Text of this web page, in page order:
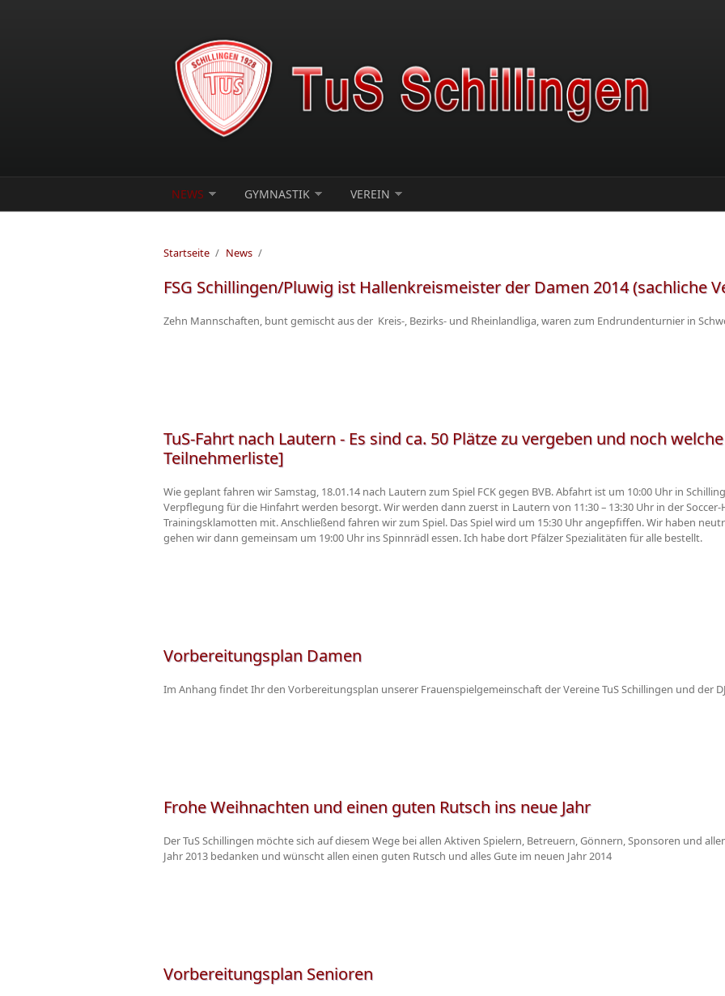
NEWS GYMNASTIK VEREIN
Startseite / News /
FSG Schillingen/Pluwig ist Hallenkreismeister der Damen 2014 (sachliche
Zehn Mannschaften, bunt gemischt aus der Kreis-, Bezirks- und Rheinlandliga, waren zum Endrundenturnier in
TuS-Fahrt nach Lautern - Es sind ca. 50 Plätze zu vergeben und noch
Teilnehmerliste]
Wie geplant fahren wir Samstag, 18.01.14 nach Lautern zum Spiel FCK gegen BVB. Abfahrt ist um 10:00 Uhr in
Verpflegung für die Hinfahrt werden besorgt. Wir werden dann zuerst in Lautern von 11:30 – 13:30 Uhr in der
Trainingsklamotten mit. Anschließend fahren wir zum Spiel. Das Spiel wird um 15:30 Uhr angepfiffen. Wir haben
gehen wir dann gemeinsam um 19:00 Uhr ins Spinnrädl essen. Ich habe dort Pfälzer Spezialitäten für alle bestellt.
Vorbereitungsplan Damen
Im Anhang findet Ihr den Vorbereitungsplan unserer Frauenspielgemeinschaft der Vereine TuS Schillingen und
Frohe Weihnachten und einen guten Rutsch ins neue Jahr
Der TuS Schillingen möchte sich auf diesem Wege bei allen Aktiven Spielern, Betreuern, Gönnern, Sponsoren und
Jahr 2013 bedanken und wünscht allen einen guten Rutsch und alles Gute im neuen Jahr 2014
Vorbereitungsplan Senioren